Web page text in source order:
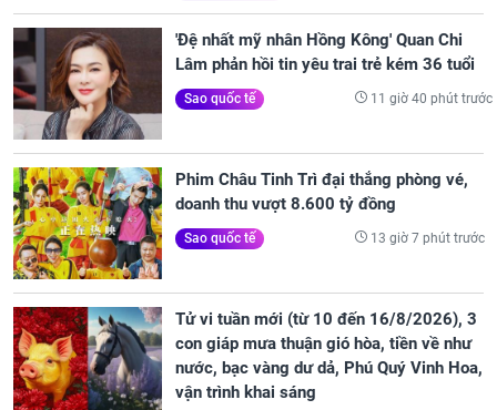
'Đệ nhất mỹ nhân Hồng Kông' Quan Chi
Lâm phản hồi tin yêu trai trẻ kém 36 tuổi
Sao quốc tế 11 giờ 40 phút trước
Phim Châu Tinh Trì đại thắng phòng vé,
doanh thu vượt 8.600 tỷ đồng
Sao quốc tế 13 giờ 7 phút trước
Tử vi tuần mới (từ 10 đến 16/8/2026), 3
con giáp mưa thuận gió hòa, tiền về như
nước, bạc vàng dư dả, Phú Quý Vinh Hoa,
vận trình khai sáng